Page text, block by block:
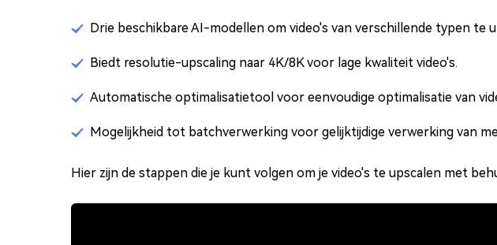
Drie beschikbare AI-modellen om video's van verschillende typen te
Biedt resolutie-upscaling naar 4K/8K voor lage kwaliteit video's.
Automatische optimalisatietool voor eenvoudige optimalisatie van
Mogelijkheid tot batchverwerking voor gelijktijdige verwerking van
Hier zijn de stappen die je kunt volgen om je video's te upscalen met